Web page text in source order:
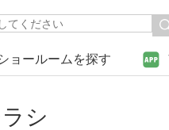
ョールームを探す
シ